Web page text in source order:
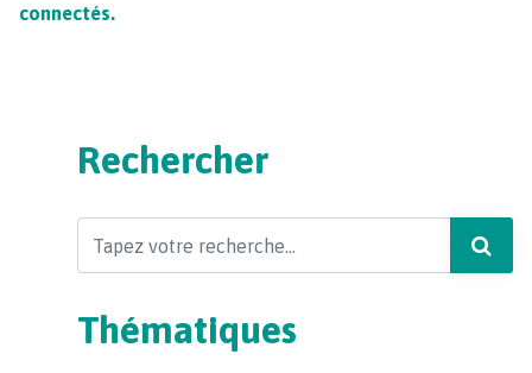
connectés.
Rechercher
Thématiques